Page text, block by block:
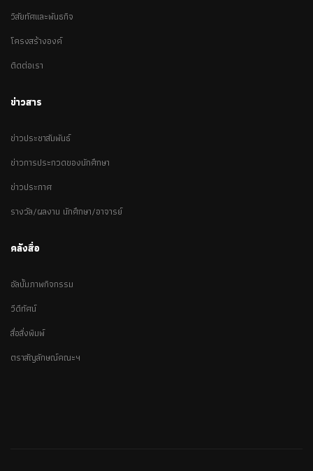
วิสัยทัศและพันธกิจ
โครงสร้างองค์
ติดต่อเรา
ข่าวสาร
ข่าวประชาสัมพันธ์
ข่าวการประกวดของนักศึกษา
ข่าวประกาศ
รางวัล/ผลงาน นักศึกษา/อาจารย์
คลังสื่อ
อัลบั้มภาพกิจกรรม
วีดีทัศน์
สื่อสิ่งพิมพ์
ตราสัญลักษณ์คณะฯ